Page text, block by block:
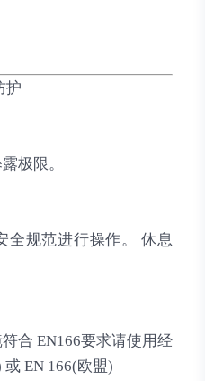
护
极限。
全规范进行操作。 休息
合 EN166要求请使用经
EN 166(欧盟)